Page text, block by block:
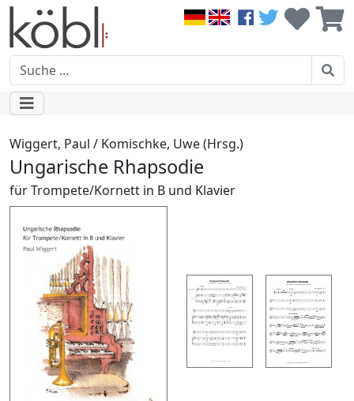
Wiggert, Paul / Komischke, Uwe (Hrsg.)
Ungarische Rhapsodie
für Trompete/Kornett in B und Klavier